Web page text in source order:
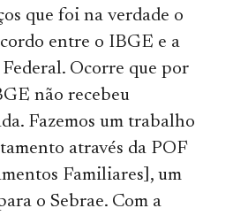
que foi na verdade o
entre o IBGE e a
Ocorre que por
não recebeu
Fazemos um trabalho
através da POF
Familiares], um
o Sebrae. Com a